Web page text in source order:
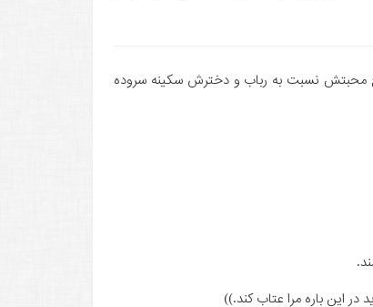
محبتش نسبت به رباب و دخترش سکینه سروده
در این باره مرا عتاب کند.))